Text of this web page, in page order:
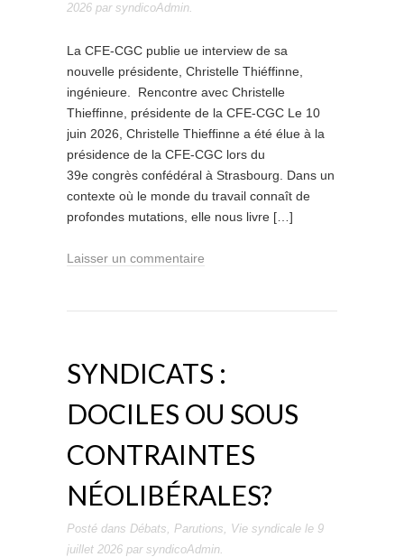
2026 par syndicoAdmin.
La CFE-CGC publie ue interview de sa
nouvelle présidente, Christelle Thiéffinne,
ingénieure. Rencontre avec Christelle
Thieffinne, présidente de la CFE-CGC Le 10
juin 2026, Christelle Thieffinne a été élue à la
présidence de la CFE-CGC lors du
39e congrès confédéral à Strasbourg. Dans un
contexte où le monde du travail connaît de
profondes mutations, elle nous livre […]
Laisser un commentaire
SYNDICATS :
DOCILES OU SOUS
CONTRAINTES
NÉOLIBÉRALES?
Posté dans Débats, Parutions, Vie syndicale le 9
juillet 2026 par syndicoAdmin.